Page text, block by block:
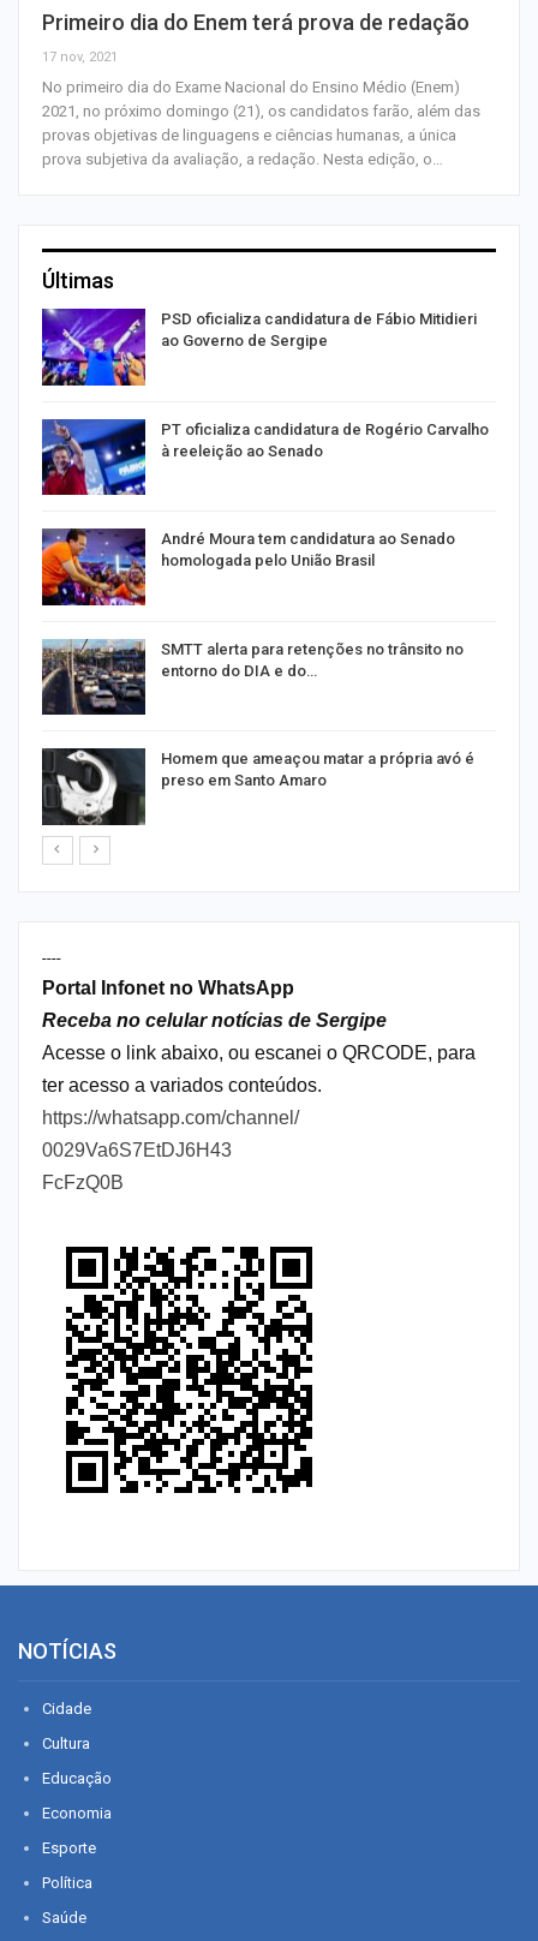
Primeiro dia do Enem terá prova de redação
17 nov, 2021
No primeiro dia do Exame Nacional do Ensino Médio (Enem)
2021, no próximo domingo (21), os candidatos farão, além das
provas objetivas de linguagens e ciências humanas, a única
prova subjetiva da avaliação, a redação. Nesta edição, o…
Últimas
PSD oficializa candidatura de Fábio Mitidieri
ao Governo de Sergipe
PT oficializa candidatura de Rogério Carvalho
à reeleição ao Senado
André Moura tem candidatura ao Senado
homologada pelo União Brasil
SMTT alerta para retenções no trânsito no
entorno do DIA e do…
Homem que ameaçou matar a própria avó é
preso em Santo Amaro
----
Portal Infonet no WhatsApp
Receba no celular notícias de Sergipe
Acesse o link abaixo, ou escanei o QRCODE, para
ter acesso a variados conteúdos.
https://whatsapp.com/channel/
0029Va6S7EtDJ6H43
FcFzQ0B
NOTÍCIAS
Cidade
Cultura
Educação
Economia
Esporte
Política
Saúde